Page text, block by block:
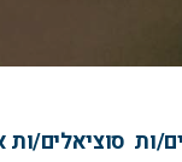
ות סוציאלים/ות